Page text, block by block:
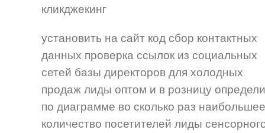
кликджекинг
установить на сайт код сбор контактных
данных проверка ссылок из социальных
сетей базы директоров для холодных
продаж лиды оптом и в розницу
по диаграмме во сколько раз наибольшее
количество посетителей лиды